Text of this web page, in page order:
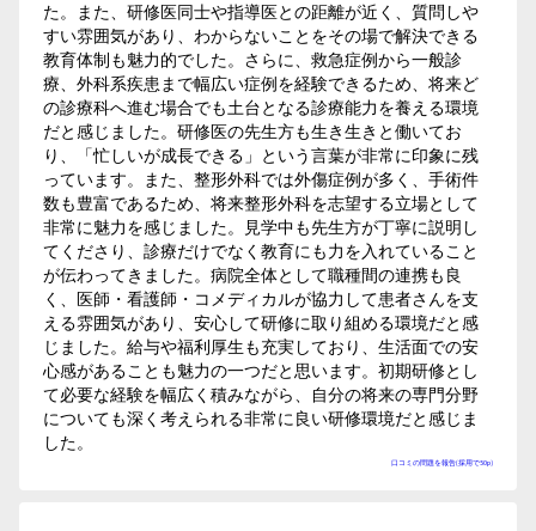
口コミの問題を報告(採用で50p)
た。また、研修医同士や指導医との距離が近く、質問しや
すい雰囲気があり、わからないことをその場で解決できる
教育体制も魅力的でした。さらに、救急症例から一般診
療、外科系疾患まで幅広い症例を経験できるため、将来ど
の診療科へ進む場合でも土台となる診療能力を養える環境
だと感じました。研修医の先生方も生き生きと働いてお
り、「忙しいが成長できる」という言葉が非常に印象に残
っています。また、整形外科では外傷症例が多く、手術件
数も豊富であるため、将来整形外科を志望する立場として
非常に魅力を感じました。見学中も先生方が丁寧に説明し
てくださり、診療だけでなく教育にも力を入れていること
が伝わってきました。病院全体として職種間の連携も良
く、医師・看護師・コメディカルが協力して患者さんを支
える雰囲気があり、安心して研修に取り組める環境だと感
じました。給与や福利厚生も充実しており、生活面での安
心感があることも魅力の一つだと思います。初期研修とし
て必要な経験を幅広く積みながら、自分の将来の専門分野
についても深く考えられる非常に良い研修環境だと感じま
した。